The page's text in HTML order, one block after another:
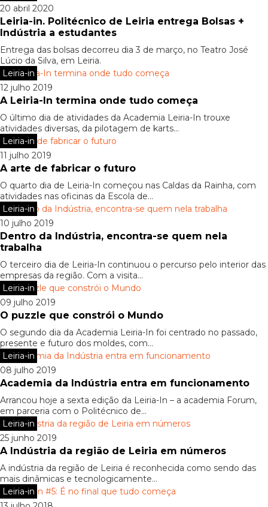
20 abril 2020
Leiria-in. Politécnico de Leiria entrega Bolsas +
Indústria a estudantes
Entrega das bolsas decorreu dia 3 de março, no Teatro José
Lúcio da Silva, em Leiria.
Leiria-in
12 julho 2019
A Leiria-In termina onde tudo começa
O último dia de atividades da Academia Leiria-In trouxe
atividades diversas, da pilotagem de karts...
Leiria-in
11 julho 2019
A arte de fabricar o futuro
O quarto dia de Leiria-In começou nas Caldas da Rainha, com
atividades nas oficinas da Escola de...
Leiria-in
10 julho 2019
Dentro da Indústria, encontra-se quem nela
trabalha
O terceiro dia de Leiria-In continuou o percurso pelo interior das
empresas da região. Com a visita...
Leiria-in
09 julho 2019
O puzzle que constrói o Mundo
O segundo dia da Academia Leiria-In foi centrado no passado,
presente e futuro dos moldes, com...
Leiria-in
08 julho 2019
Academia da Indústria entra em funcionamento
Arrancou hoje a sexta edição da Leiria-In – a academia Forum,
em parceria com o Politécnico de...
Leiria-in
25 junho 2019
A Indústria da região de Leiria em números
A indústria da região de Leiria é reconhecida como sendo das
mais dinâmicas e tecnologicamente...
Leiria-in